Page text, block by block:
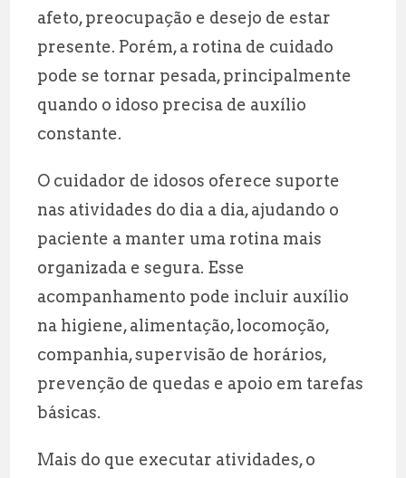
afeto, preocupação e desejo de estar
presente. Porém, a rotina de cuidado
pode se tornar pesada, principalmente
quando o idoso precisa de auxílio
constante.
O cuidador de idosos oferece suporte
nas atividades do dia a dia, ajudando o
paciente a manter uma rotina mais
organizada e segura. Esse
acompanhamento pode incluir auxílio
na higiene, alimentação, locomoção,
companhia, supervisão de horários,
prevenção de quedas e apoio em tarefas
básicas.
Mais do que executar atividades, o